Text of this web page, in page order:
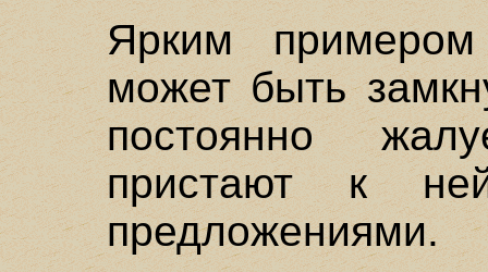
Ярким
может быть
постоянно
пристают к
предложениями.